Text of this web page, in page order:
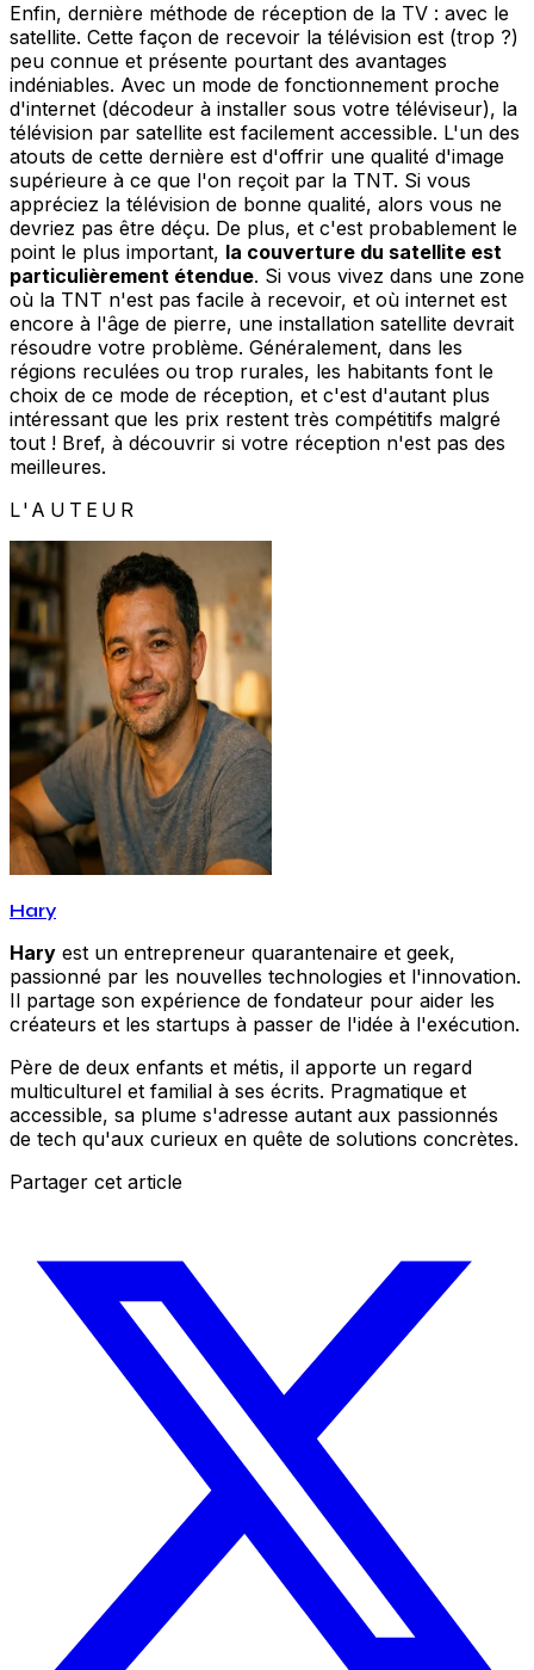
Enfin, dernière méthode de réception de la TV : avec le
satellite. Cette façon de recevoir la télévision est (trop ?)
peu connue et présente pourtant des avantages
indéniables. Avec un mode de fonctionnement proche
d'internet (décodeur à installer sous votre téléviseur), la
télévision par satellite est facilement accessible. L'un des
atouts de cette dernière est d'offrir une qualité d'image
supérieure à ce que l'on reçoit par la TNT. Si vous
appréciez la télévision de bonne qualité, alors vous ne
devriez pas être déçu. De plus, et c'est probablement le
point le plus important, la couverture du satellite est
particulièrement étendue. Si vous vivez dans une zone
où la TNT n'est pas facile à recevoir, et où internet est
encore à l'âge de pierre, une installation satellite devrait
résoudre votre problème. Généralement, dans les
régions reculées ou trop rurales, les habitants font le
choix de ce mode de réception, et c'est d'autant plus
intéressant que les prix restent très compétitifs malgré
tout ! Bref, à découvrir si votre réception n'est pas des
meilleures.
L'AUTEUR
Hary
Hary est un entrepreneur quarantenaire et geek,
passionné par les nouvelles technologies et l'innovation.
Il partage son expérience de fondateur pour aider les
créateurs et les startups à passer de l'idée à l'exécution.
Père de deux enfants et métis, il apporte un regard
multiculturel et familial à ses écrits. Pragmatique et
accessible, sa plume s'adresse autant aux passionnés
de tech qu'aux curieux en quête de solutions concrètes.
Partager cet article